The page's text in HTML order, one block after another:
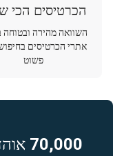
הכרטיסים הכי
השוואה מהירה ובטוחה
אתרי הכרטיסים
פשוט
70,000